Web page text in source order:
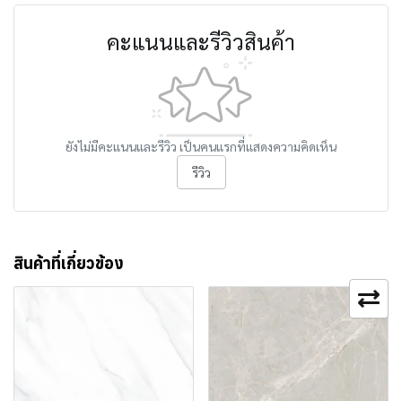
คะแนนและรีวิวสินค้า
ยังไม่มีคะแนนและรีวิว เป็นคนแรกที่แสดงความคิดเห็น
รีวิว
สินค้าที่เกี่ยวข้อง